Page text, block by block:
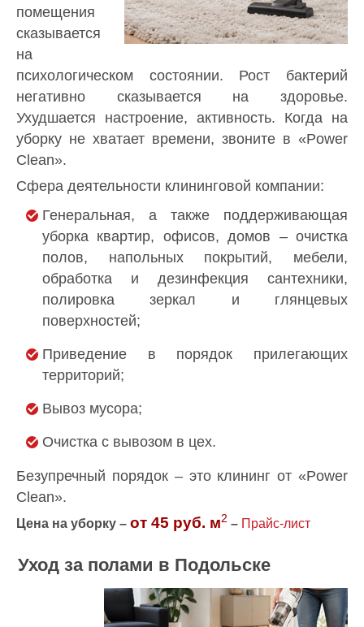
помещения
сказывается
на
психологическом состоянии. Рост бактерий
негативно сказывается на здоровье.
Ухудшается настроение, активность. Когда на
уборку не хватает времени, звоните в «Power
Clean».
Сфера деятельности клининговой компании:
Генеральная, а также поддерживающая
уборка квартир, офисов, домов – очистка
полов, напольных покрытий, мебели,
обработка и дезинфекция сантехники,
полировка зеркал и глянцевых
поверхностей;
Приведение в порядок прилегающих
территорий;
Вывоз мусора;
Очистка с вывозом в цех.
Безупречный порядок – это клининг от «Power
Clean».
Цена на уборку – от 45 руб. м2 – Прайс-лист
Уход за полами в Подольске